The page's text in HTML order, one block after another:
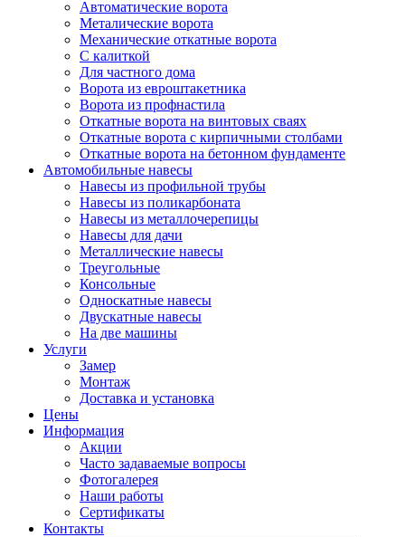
Автоматические ворота
Металические ворота
Механические откатные ворота
С калиткой
Для частного дома
Ворота из евроштакетника
Ворота из профнастила
Откатные ворота на винтовых сваях
Откатные ворота с кирпичными столбами
Откатные ворота на бетонном фундаменте
Автомобильные навесы
Навесы из профильной трубы
Навесы из поликарбоната
Навесы из металлочерепицы
Навесы для дачи
Металлические навесы
Треугольные
Консольные
Односкатные навесы
Двускатные навесы
На две машины
Услуги
Замер
Монтаж
Доставка и установка
Цены
Информация
Акции
Часто задаваемые вопросы
Фотогалерея
Наши работы
Сертификаты
Контакты